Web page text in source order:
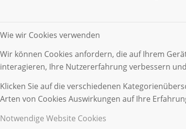
Wie wir Cookies verwenden
Wir können Cookies anfordern, die auf Ihrem
interagieren, Ihre Nutzererfahrung verbessern
Klicken Sie auf die verschiedenen
Arten von Cookies Auswirkungen auf Ihre
Notwendige Website Cookies